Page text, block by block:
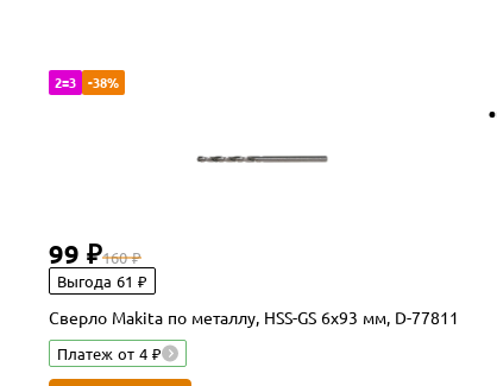
2=3 -38%
99 ₽160 ₽
Выгода 61 ₽
Сверло Makita по металлу, HSS-GS 6x93 мм, D-77811
Платеж от 4 ₽